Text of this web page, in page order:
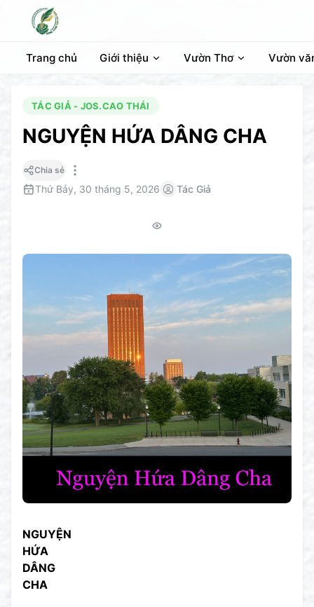
Trang chủ Giới thiệu Vườn Thơ Vườn
TÁC GIẢ - JOS.CAO THÁI
NGUYỆN HỨA DÂNG CHA
Chia sẻ
Thứ Bảy, 30 tháng 5, 2026 Tác Giả
NGUYỆN
HỨA
DÂNG
CHA